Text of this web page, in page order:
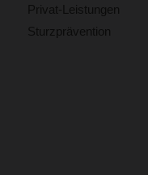
Privat-Leistungen
Sturzprävention